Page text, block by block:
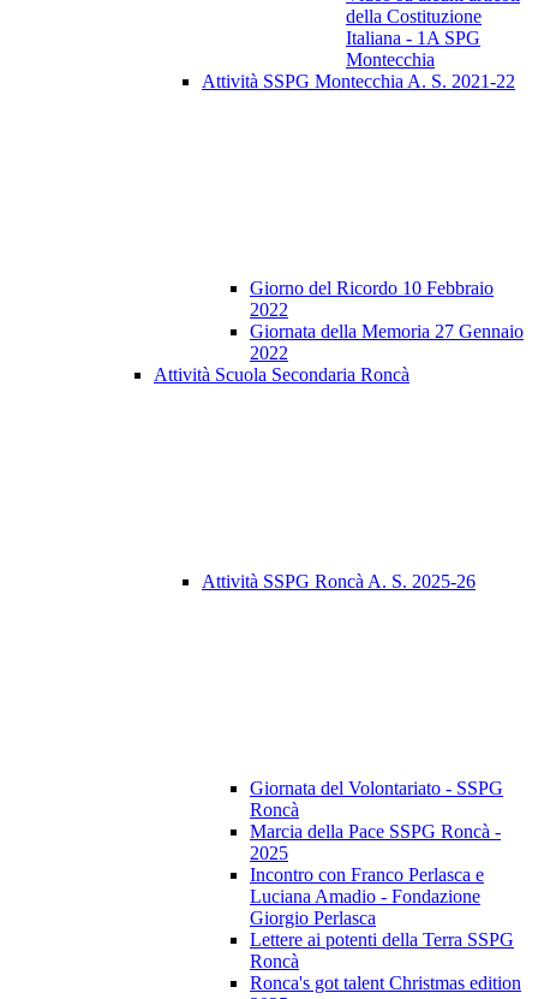
della Costituzione
Italiana - 1A SPG
Montecchia
Attività SSPG Montecchia A. S. 2021-22
Giorno del Ricordo 10 Febbraio
2022
Giornata della Memoria 27 Gennaio
2022
Attività Scuola Secondaria Roncà
Attività SSPG Roncà A. S. 2025-26
Giornata del Volontariato - SSPG
Roncà
Marcia della Pace SSPG Roncà -
2025
Incontro con Franco Perlasca e
Luciana Amadio - Fondazione
Giorgio Perlasca
Lettere ai potenti della Terra SSPG
Roncà
Ronca's got talent Christmas edition